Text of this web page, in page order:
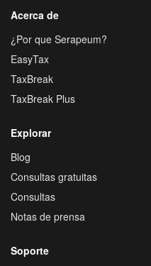
Acerca de
¿Por que Serapeum?
EasyTax
TaxBreak
TaxBreak Plus
Explorar
Blog
Consultas gratuitas
Consultas
Notas de prensa
Soporte